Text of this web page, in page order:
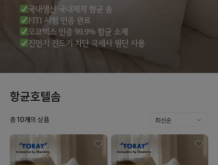
항균호텔솜
총10개의 상품